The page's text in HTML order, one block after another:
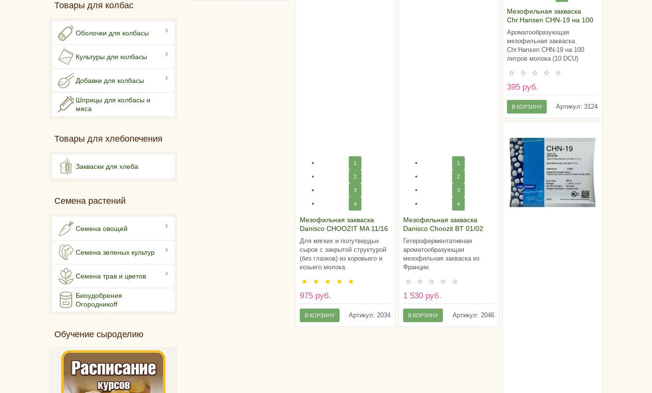
Товары для колбас
Оболочки для колбасы
Культуры для колбасы
Добавки для колбасы
Шприцы для колбасы и
мяса
Товары для хлебопечения
Закваски для хлеба
Семена растений
Семена овощей
Семена зеленых культур
Семена трав и цветов
Биоудобрения
Огородникоff
Обучение сыроделию
1
2
3
4
Мезофильная закваска
Danisco CHOOZIT MA 11/16
(25 DCU)
Для мягких и полутвердых
сыров с закрытой структурой
(без глазков) из коровьего и
козьего молока.
975 руб.
Артикул: 2034
В КОРЗИНУ
1
2
3
4
Мезофильная закваска
Danisco Choozit BT 01/02
LYO (50 DCU)
Гетероферментативная
ароматообразующая
мезофильная закваска из
Франции.
1 530 руб.
Артикул: 2046
В КОРЗИНУ
Мезофильная закваска
Chr.Hansen CHN-19 на 100
литров молока (10 DCU)
Ароматообразующая
мезофильная закваска
Chr.Hansen CHN-19 на 100
литров молока (10 DCU)
395 руб.
Артикул: 3124
В КОРЗИНУ